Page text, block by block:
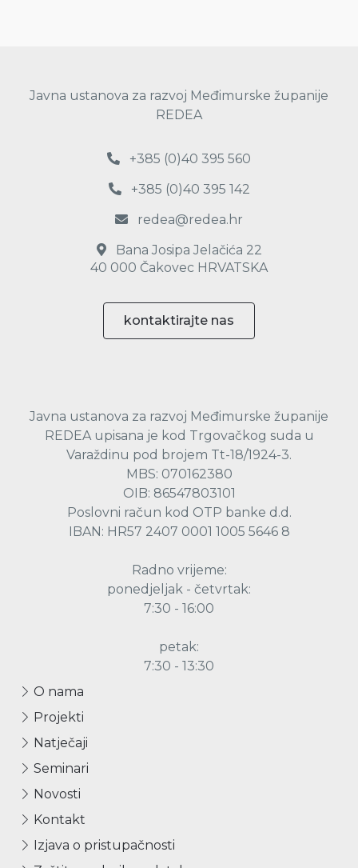
Javna ustanova za razvoj Međimurske županije
REDEA
+385 (0)40 395 560
+385 (0)40 395 142
redea@redea.hr
Bana Josipa Jelačića 22
40 000 Čakovec HRVATSKA
kontaktirajte nas
Javna ustanova za razvoj Međimurske županije
REDEA upisana je kod Trgovačkog suda u
Varaždinu pod brojem Tt-18/1924-3.
MBS: 070162380
OIB: 86547803101
Poslovni račun kod OTP banke d.d.
IBAN: HR57 2407 0001 1005 5646 8
Radno vrijeme:
ponedjeljak - četvrtak:
7:30 - 16:00
petak:
7:30 - 13:30
O nama
Projekti
Natječaji
Seminari
Novosti
Kontakt
Izjava o pristupačnosti